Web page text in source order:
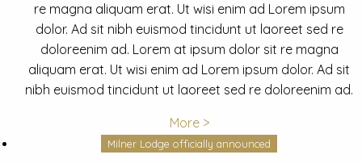
re magna aliquam erat. Ut wisi enim ad Lorem ipsum
dolor. Ad sit nibh euismod tincidunt ut laoreet sed re
doloreenim ad. Lorem at ipsum dolor sit re magna
aliquam erat. Ut wisi enim ad Lorem ipsum dolor. Ad sit
nibh euismod tincidunt ut laoreet sed re doloreenim ad.
More >
Milner Lodge officially announced